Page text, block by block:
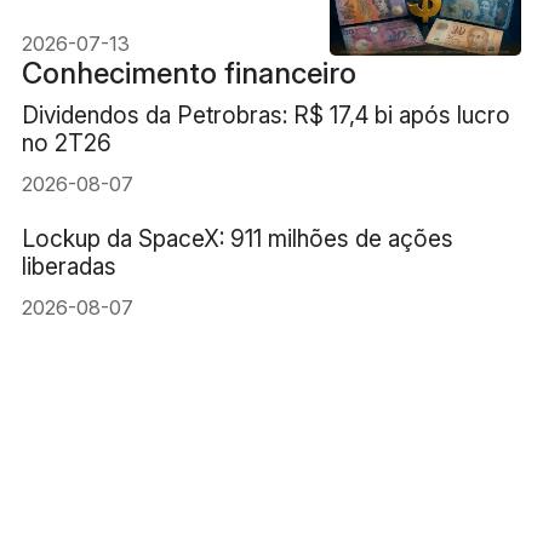
2026-07-13
Conhecimento financeiro
Dividendos da Petrobras: R$ 17,4 bi após lucro
no 2T26
2026-08-07
Lockup da SpaceX: 911 milhões de ações
liberadas
2026-08-07